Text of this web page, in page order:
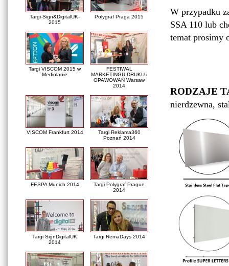
Targi-Sign&DigitalUK-
2015
Polygraf Praga 2015
Targi VISCOM 2015 w
Mediolanie
FESTIWAL
MARKETINGU DRUKU i
OPAWOWAŃ Warsaw
2014
VISCOM Frankfurt 2014
Targi Reklama360
Poznań 2014
FESPA Munich 2014
Targi Polygraf Prague
2014
Targi SignDigitalUK
2014
Targi RemaDays 2014
W przypadku
SSA 110 lub
temat prosimy
RODZAJE
nierdzewna,